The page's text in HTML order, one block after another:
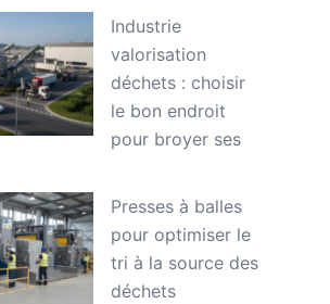
Industrie
valorisation
déchets : choisir
le bon endroit
pour broyer ses
Presses à balles
pour optimiser le
tri à la source des
déchets